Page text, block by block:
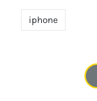
iphone